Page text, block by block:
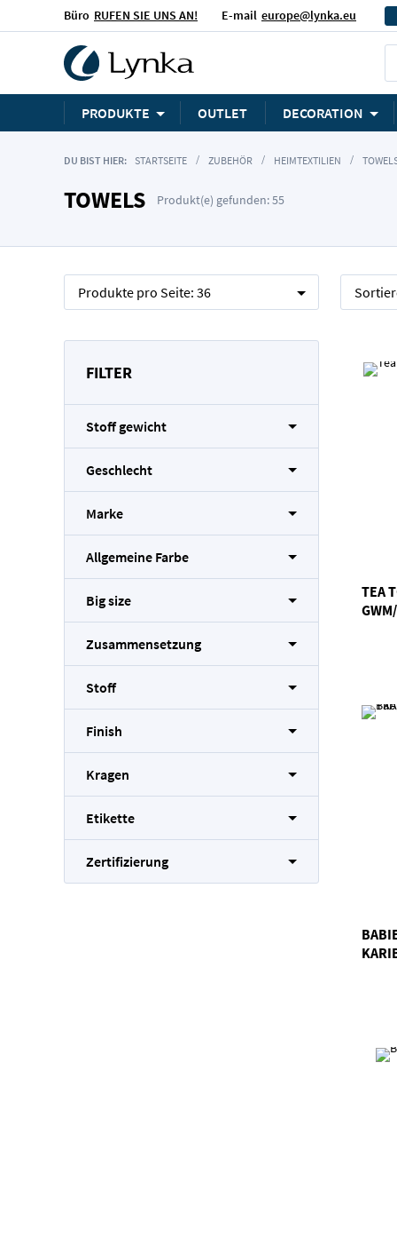
Büro RUFEN SIE UNS AN! E-mail europe@lynka.eu
PRODUKTE OUTLET DECORATION
DU BIST HIER: STARTSEITE ZUBEHÖR HEIMTEXTILIEN
TOWELS Produkt(e) gefunden: 55
Produkte pro Seite: 36
TEA
FILTER
Stoff gewicht
Geschlecht
Marke
Allgemeine Farbe
Big size
Zusammensetzung
Stoff
Finish
Kragen
Etikette
Zertifizierung